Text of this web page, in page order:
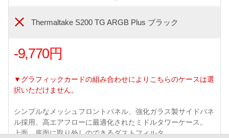
Thermaltake S200 TG ARGB Plus ブラック
-9,770円
▼グラフィックカードの組み合わせによりこちらのケースは選
択いただけません。
シンプルなメッシュフロントパネル、強化ガラス製サイドパネ
ル採用、高エアフローに最適化されたミドルタワーケース。
上面、底面に取り外しのできるダストフィルタ